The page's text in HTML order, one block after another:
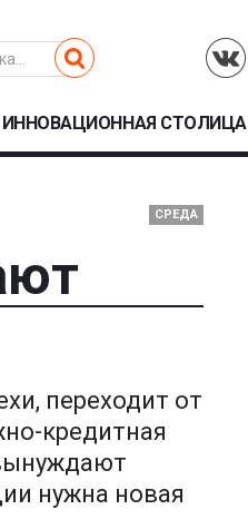
ИННОВАЦИОННАЯ СТОЛИЦА
СРЕДА
переходит от
кредитная
нужна новая